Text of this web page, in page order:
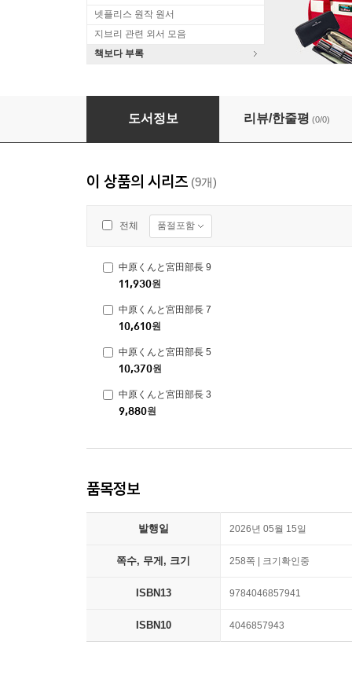
넷플리스 원작 원서
지브리 관련 외서 모음
책보다 부록
中原くんと宮田部長 9
도서정보 리뷰/한줄평 (0/0)
이 상품의 시리즈 (9개)
전체 품절포함
中原くんと宮田部長 9
11,930원
中原くんと宮田部長 7
10,610원
中原くんと宮田部長 5
10,370원
中原くんと宮田部長 3
9,880원
품목정보
발행일 2026년 05월 15일
쪽수, 무게, 크기 258쪽 | 크기확인중
ISBN13 9784046857941
ISBN10 4046857943